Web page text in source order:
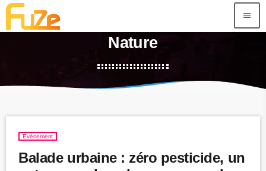
menu
Nature
Evènement
Balade urbaine : zéro pesticide, un